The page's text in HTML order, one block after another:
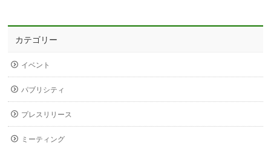
カテゴリー
イベント
パブリシティ
プレスリリース
ミーティング